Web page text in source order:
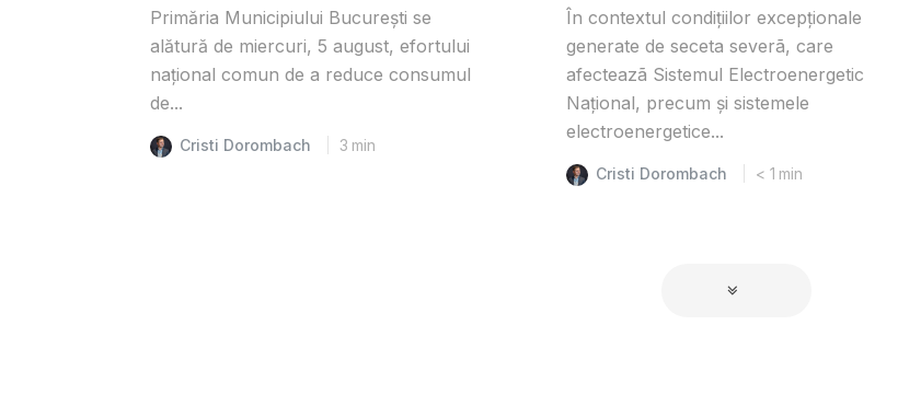
Primăria Municipiului București se
alătură de miercuri, 5 august, efortului
național comun de a reduce consumul
de...
Cristi Dorombach 3 min
În contextul condițiilor excepționale
generate de seceta severã, care
afecteazã Sistemul Electroenergetic
Național, precum și sistemele
electroenergetice...
Cristi Dorombach < 1 min